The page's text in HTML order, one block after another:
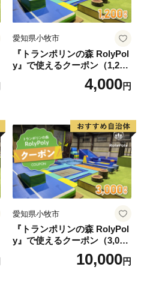
愛知県小牧市
『トランポリンの森 RolyPol
y』で使えるクーポン（1,200
4,000円
愛知県小牧市
『トランポリンの森 RolyPol
y』で使えるクーポン（3,000
10,000円